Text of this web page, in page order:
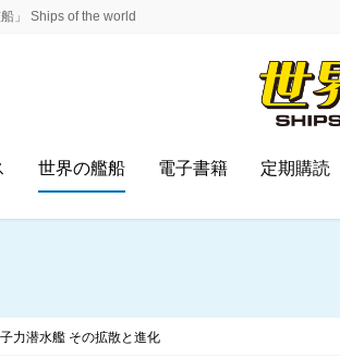
」 Ships of the world
世界の艦船 電子書籍 定期購読
力潜水艦 その拡散と進化